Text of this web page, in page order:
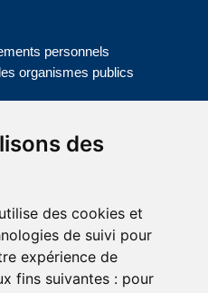
des
des cookies et
de suivi pour
expérience de
fins suivantes : pour
personnels
organismes publics